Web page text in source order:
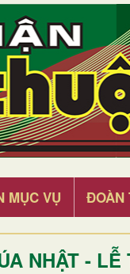
MỤC VỤ ĐOÀN
NHẬT - LỄ